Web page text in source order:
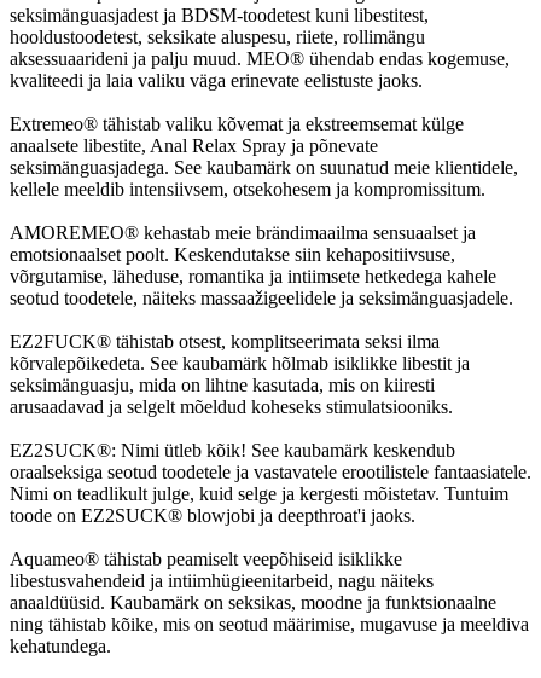
seksimänguasjadest ja BDSM-toodetest kuni libestitest,
hooldustoodetest, seksikate aluspesu, riiete, rollimängu
aksessuaarideni ja palju muud. MEO® ühendab endas kogemuse,
kvaliteedi ja laia valiku väga erinevate eelistuste jaoks.
Extremeo® tähistab valiku kõvemat ja ekstreemsemat külge
anaalsete libestite, Anal Relax Spray ja põnevate
seksimänguasjadega. See kaubamärk on suunatud meie klientidele,
kellele meeldib intensiivsem, otsekohesem ja kompromissitum.
AMOREMEO® kehastab meie brändimaailma sensuaalset ja
emotsionaalset poolt. Keskendutakse siin kehapositiivsuse,
võrgutamise, läheduse, romantika ja intiimsete hetkedega kahele
seotud toodetele, näiteks massaažigeelidele ja seksimänguasjadele.
EZ2FUCK® tähistab otsest, komplitseerimata seksi ilma
kõrvalepõikedeta. See kaubamärk hõlmab isiklikke libestit ja
seksimänguasju, mida on lihtne kasutada, mis on kiiresti
arusaadavad ja selgelt mõeldud koheseks stimulatsiooniks.
EZ2SUCK®: Nimi ütleb kõik! See kaubamärk keskendub
oraalseksiga seotud toodetele ja vastavatele erootilistele fantaasiatele.
Nimi on teadlikult julge, kuid selge ja kergesti mõistetav. Tuntuim
toode on EZ2SUCK® blowjobi ja deepthroat'i jaoks.
Aquameo® tähistab peamiselt veepõhiseid isiklikke
libestusvahendeid ja intiimhügieenitarbeid, nagu näiteks
anaaldüüsid. Kaubamärk on seksikas, moodne ja funktsionaalne
ning tähistab kõike, mis on seotud määrimise, mugavuse ja meeldiva
kehatundega.